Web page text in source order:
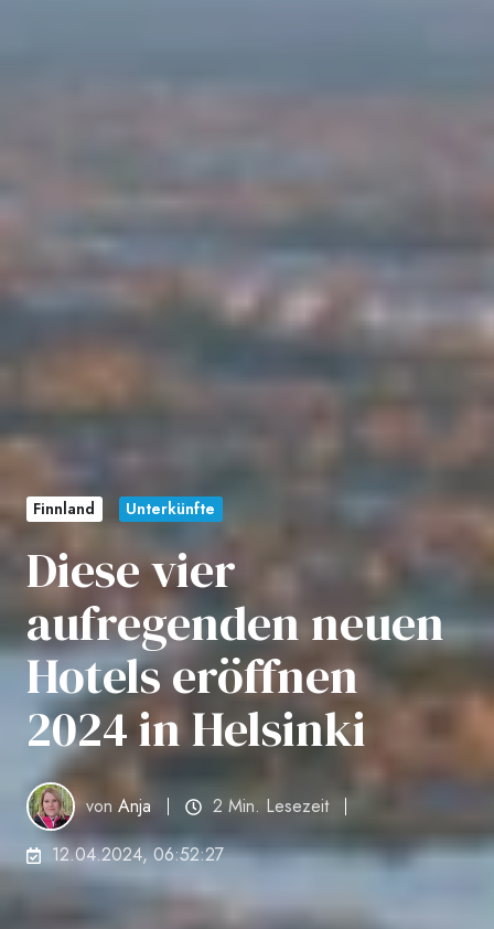
Finnland Unterkünfte
Diese vier
aufregenden neuen
Hotels eröffnen
2024 in Helsinki
vonAnja
2 Min. Lesezeit
12.04.2024, 06:52:27